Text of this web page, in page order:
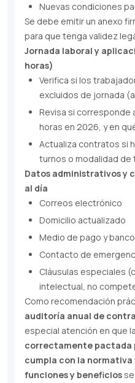
Nuevas condiciones
Se debe emitir un anexo
para que tenga validez
Jornada laboral y
horas)
Verifica si los
excluidos de jornada
Revisa si corresponde
horas en 2026, y en
Actualiza contratos si
turnos o modalidad de
Datos administrativos y
al día
Correos electrónico
Domicilio actualizado
Medio de pago y banco
Contacto de
Cláusulas especiales
intelectual, no
Como recomendación
auditoría anual de
especial atención en que la
correctamente pactada
cumpla con la
funciones y beneficios